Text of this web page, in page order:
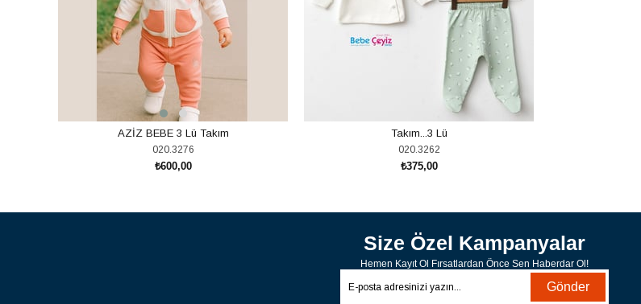
AZİZ BEBE 3 Lü Takım
020.3276
₺600,00
Takım...3 Lü
020.3262
₺375,00
Size Özel Kampanyalar
Hemen Kayıt Ol Fırsatlardan Önce Sen Haberdar Ol!
Gönder